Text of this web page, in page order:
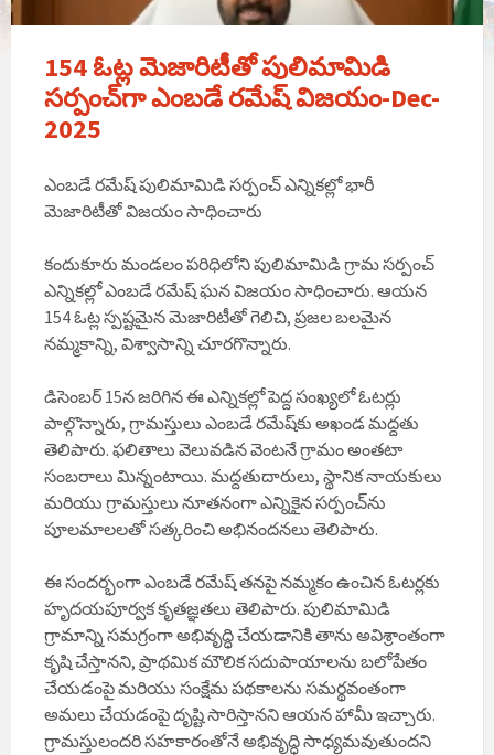
154 ఓట్ల మెజారిటీతో పులిమామిడి
సర్పంచ్‌గా ఎంబడే రమేష్ విజయం-Dec-
2025
ఎంబడే రమేష్ పులిమామిడి సర్పంచ్ ఎన్నికల్లో భారీ
మెజారిటీతో విజయం సాధించారు
కందుకూరు మండలం పరిధిలోని పులిమామిడి గ్రామ సర్పంచ్
ఎన్నికల్లో ఎంబడే రమేష్ ఘన విజయం సాధించారు. ఆయన
154 ఓట్ల స్పష్టమైన మెజారిటీతో గెలిచి, ప్రజల బలమైన
నమ్మకాన్ని, విశ్వాసాన్ని చూరగొన్నారు.
డిసెంబర్ 15న జరిగిన ఈ ఎన్నికల్లో పెద్ద సంఖ్యలో ఓటర్లు
పాల్గొన్నారు, గ్రామస్తులు ఎంబడే రమేష్‌కు అఖండ మద్దతు
తెలిపారు. ఫలితాలు వెలువడిన వెంటనే గ్రామం అంతటా
సంబరాలు మిన్నంటాయి. మద్దతుదారులు, స్థానిక నాయకులు
మరియు గ్రామస్తులు నూతనంగా ఎన్నికైన సర్పంచ్‌ను
పూలమాలలతో సత్కరించి అభినందనలు తెలిపారు.
ఈ సందర్భంగా ఎంబడే రమేష్ తనపై నమ్మకం ఉంచిన ఓటర్లకు
హృదయపూర్వక కృతజ్ఞతలు తెలిపారు. పులిమామిడి
గ్రామాన్ని సమగ్రంగా అభివృద్ధి చేయడానికి తాను అవిశ్రాంతంగా
కృషి చేస్తానని, ప్రాథమిక మౌలిక సదుపాయాలను బలోపేతం
చేయడంపై మరియు సంక్షేమ పథకాలను సమర్థవంతంగా
అమలు చేయడంపై దృష్టి సారిస్తానని ఆయన హామీ ఇచ్చారు.
గ్రామస్తులందరి సహకారంతోనే అభివృద్ధి సాధ్యమవుతుందని